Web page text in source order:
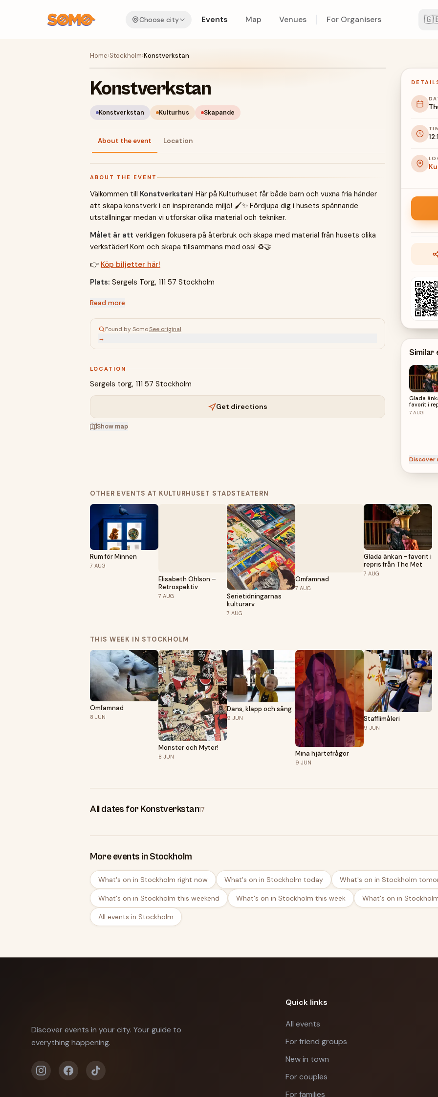
Choose city Events Map Venues For Organisers
Home›Stockholm›Konstverkstan
Konstverkstan
Konstverkstan Kulturhus Skapande
About the event Location
ABOUT THE EVENT
Välkommen till Konstverkstan! Här på Kulturhuset får både barn och vuxna fria händer
att skapa konstverk i en inspirerande miljö! 🖌️✨ Fördjupa dig i husets spännande
utställningar medan vi utforskar olika material och tekniker.
Målet är att verkligen fokusera på återbruk och skapa med material från husets olika
verkstäder! Kom och skapa tillsammans med oss! ♻️🤝
👉 Köp biljetter här!
Plats: Sergels Torg, 111 57 Stockholm
Read more
Found by SomoSee original
→
LOCATION
Sergels torg, 111 57 Stockholm
Get directions
Show map
Similar
Glada
favorit i
från The
7 AUG
Discover
OTHER EVENTS AT KULTURHUSET STADSTEATERN
Rum för Minnen
7 AUG
Elisabeth Ohlson –
Retrospektiv
7 AUG
Serietidningarnas
kulturarv
7 AUG
Omfamnad
7 AUG
Glada änkan - favorit i
repris från The Met
7 AUG
THIS WEEK IN STOCKHOLM
Omfamnad
8 JUN
Monster och Myter!
8 JUN
Dans, klapp och sång
9 JUN
Mina hjärtefrågor
9 JUN
Stafflimåleri
9 JUN
All dates for Konstverkstan17
More events in Stockholm
What's on in Stockholm right now What's on in Stockholm today What's on in Stockholm
What's on in Stockholm this weekend What's on in Stockholm this week What's on in
All events in Stockholm
Discover events in your city. Your guide to
everything happening.
Quick links
All events
For friend groups
New in town
For couples
For families